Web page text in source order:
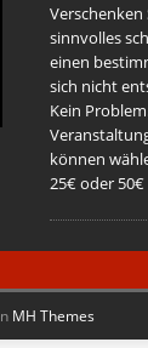
Verschenken
sinnvolles
einen
sich nicht
Kein
können
25€ oder 50€
MH Themes